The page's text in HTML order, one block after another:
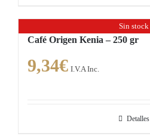
la
de
múltiples
Sin stock
Café Origen Kenia – 250 gr
9,34€ I.V.A Inc.
Detalles